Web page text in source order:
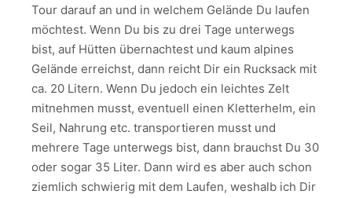
Tour darauf an und in welchem Gelände Du laufen
möchtest. Wenn Du bis zu drei Tage unterwegs
bist, auf Hütten übernachtest und kaum alpines
Gelände erreichst, dann reicht Dir ein Rucksack mit
ca. 20 Litern. Wenn Du jedoch ein leichtes Zelt
mitnehmen musst, eventuell einen Kletterhelm, ein
Seil, Nahrung etc. transportieren musst und
mehrere Tage unterwegs bist, dann brauchst Du 30
oder sogar 35 Liter. Dann wird es aber auch schon
ziemlich schwierig mit dem Laufen, weshalb ich Dir